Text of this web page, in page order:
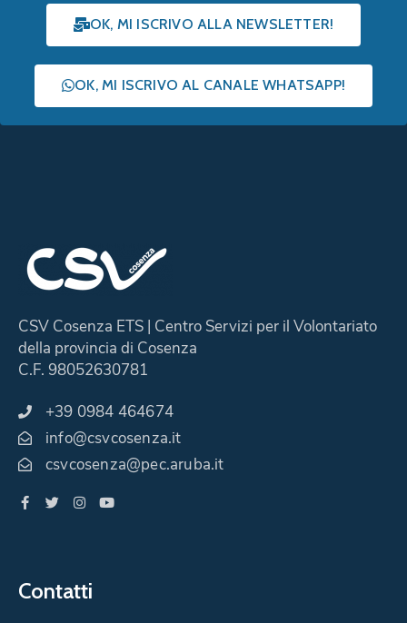
OK, MI ISCRIVO ALLA NEWSLETTER!
OK, MI ISCRIVO AL CANALE WHATSAPP!
CSV Cosenza ETS | Centro Servizi per il Volontariato
della provincia di Cosenza
C.F. 98052630781
+39 0984 464674
info@csvcosenza.it
csvcosenza@pec.aruba.it
Contatti